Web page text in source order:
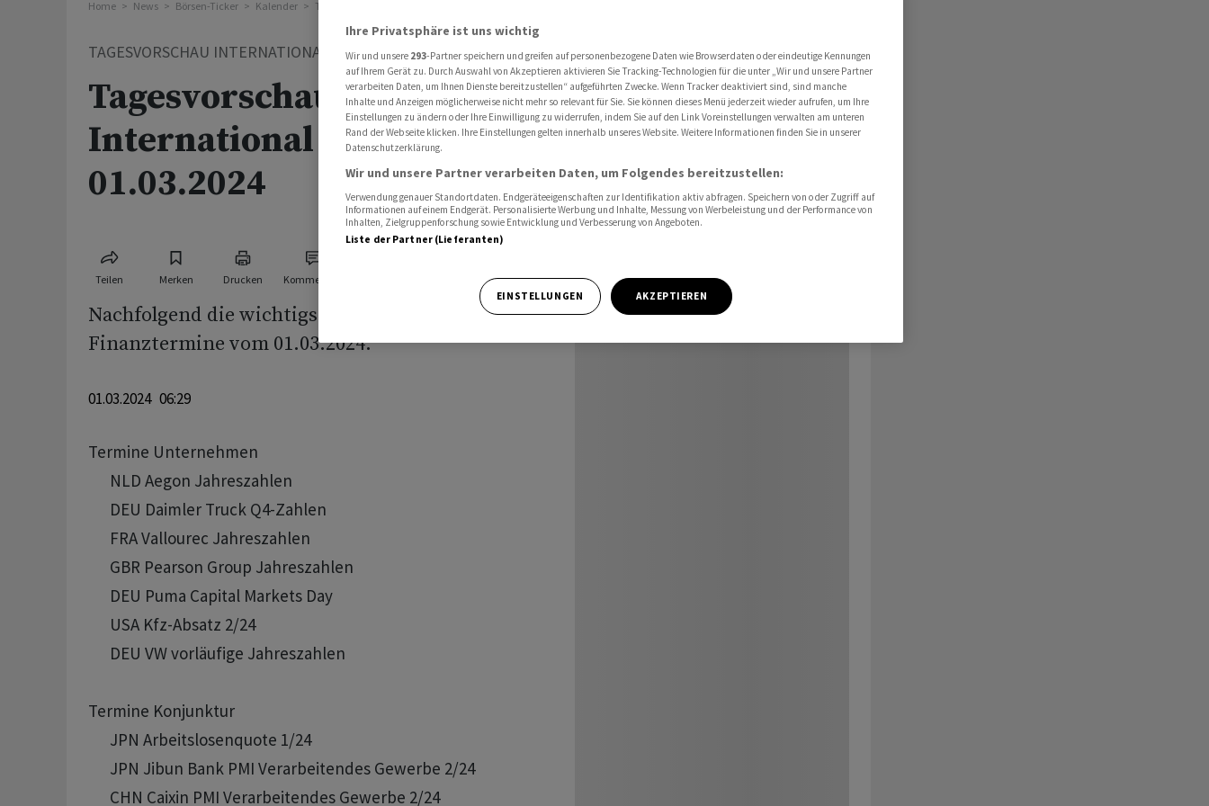
Home News Börsen-Ticker Kalender Tagesvorschau International
TAGESVORSCHAU INTERNATIONAL
Tagesvorschau
International für den
01.03.2024
Teilen Merken Drucken Kommentare
Nachfolgend die wichtigsten Wirtschafts- und
Finanztermine vom 01.03.2024:
01.03.2024 06:29
Termine Unternehmen
      NLD Aegon Jahreszahlen
      DEU Daimler Truck Q4-Zahlen
      FRA Vallourec Jahreszahlen
      GBR Pearson Group Jahreszahlen
      DEU Puma Capital Markets Day
      USA Kfz-Absatz 2/24
      DEU VW vorläufige Jahreszahlen
Termine Konjunktur
      JPN Arbeitslosenquote 1/24
      JPN Jibun Bank PMI Verarbeitendes Gewerbe 2/24
      CHN Caixin PMI Verarbeitendes Gewerbe 2/24
Ihre Privatsphäre ist uns wichtig
Wir und unsere 293-Partner speichern und greifen auf personenbezogene Daten wie Browserdaten oder eindeutige Kennungen
auf Ihrem Gerät zu. Durch Auswahl von Akzeptieren aktivieren Sie Tracking-Technologien für die unter „Wir und unsere Partner
verarbeiten Daten, um Ihnen Dienste bereitzustellen“ aufgeführten Zwecke. Wenn Tracker deaktiviert sind, sind manche
Inhalte und Anzeigen möglicherweise nicht mehr so relevant für Sie. Sie können dieses Menü jederzeit wieder aufrufen, um Ihre
Einstellungen zu ändern oder Ihre Einwilligung zu widerrufen, indem Sie auf den Link Voreinstellungen verwalten am unteren
Rand der Webseite klicken. Ihre Einstellungen gelten innerhalb unseres Website. Weitere Informationen finden Sie in unserer
Datenschutzerklärung.
Wir und unsere Partner verarbeiten Daten, um Folgendes bereitzustellen:
Verwendung genauer Standortdaten. Endgeräteeigenschaften zur Identifikation aktiv abfragen. Speichern von oder Zugriff auf
Informationen auf einem Endgerät. Personalisierte Werbung und Inhalte, Messung von Werbeleistung und der Performance von
Inhalten, Zielgruppenforschung sowie Entwicklung und Verbesserung von Angeboten.
Liste der Partner (Lieferanten)
EINSTELLUNGEN AKZEPTIEREN